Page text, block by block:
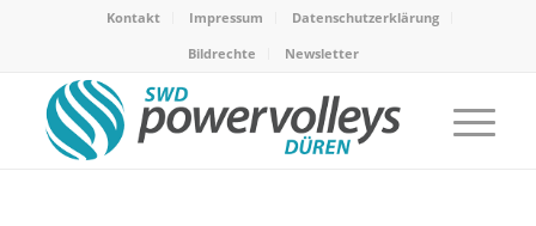
Kontakt Impressum
Datenschutzerklärung
Bildrechte
Newsletter